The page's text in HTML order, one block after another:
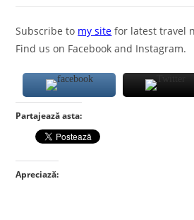
Subscribe to my site for latest travel
Find us on Facebook and Instagram.
Partajează asta:
Apreciază: